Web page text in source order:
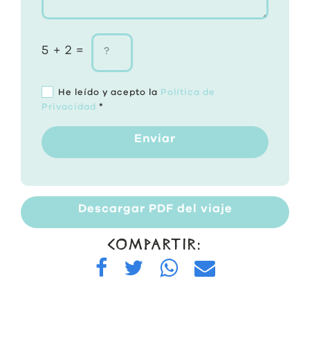
5 + 2 =
He leído y acepto la Política de
Privacidad *
Enviar
Descargar PDF del viaje
COMPARTIR: